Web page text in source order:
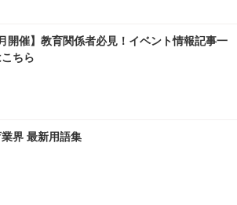
月開催】教育関係者必見！イベント情報記事一
ちら
界 最新用語集